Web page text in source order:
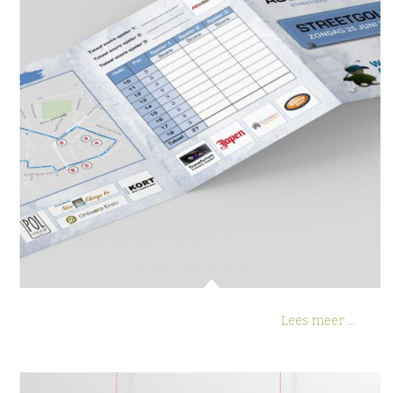
Scorekaart Aogse Markt Streetgolf
toernooi
Lees meer ...